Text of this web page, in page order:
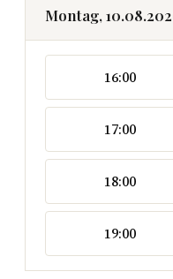
Montag,
16:00
17:00
18:00
19:00